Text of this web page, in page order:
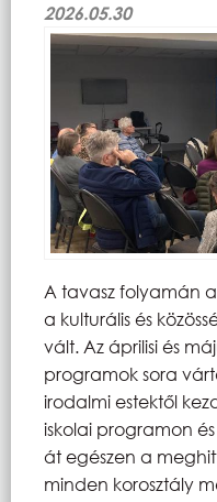
2026.05.30
A tavasz folyamán
a kulturális és
vált. Az áprilisi és
programok sora
irodalmi estektől
iskolai programon
át egészen a
minden korosztály